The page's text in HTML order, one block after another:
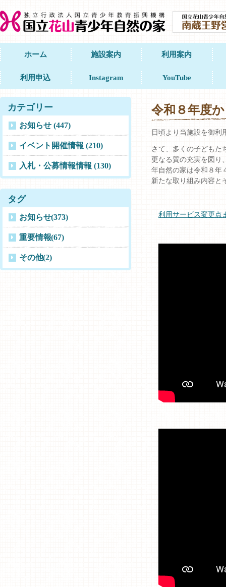
ホーム 施設案内 利用案内
利用申込 Instagram YouTube
令和８年度
日頃より当施設を御利
さて、多くの子どもた
更なる質の充実を図り
年自然の家は令和８年
新たな取り組み内容と
利用サービス変更点
カテゴリー
お知らせ (447)
イベント開催情報 (210)
入札・公募情報情報 (130)
タグ
お知らせ(373)
重要情報(67)
その他(2)